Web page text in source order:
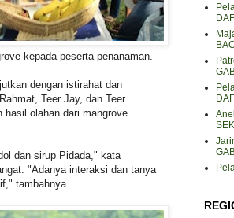
kepada peserta penanaman.
dengan istirahat dan
Teer Jay, dan Teer
hasil olahan dari mangrove
dan sirup Pidada," kata
"Adanya interaksi dan tanya
tambahnya.